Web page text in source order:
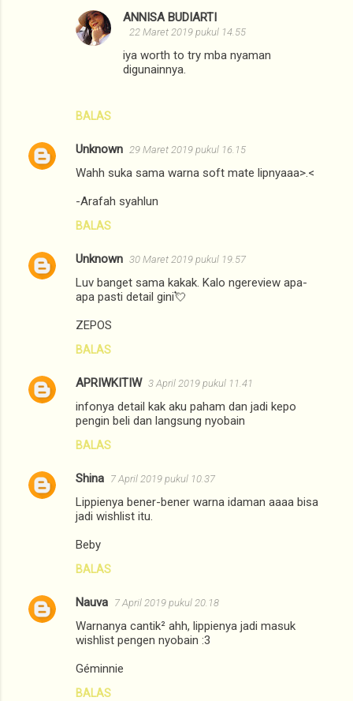
BALAS
ANNISA BUDIARTI
22 Maret 2019 pukul 14.55
iya worth to try mba nyaman
digunainnya.
Unknown 29 Maret 2019 pukul 16.15
Wahh suka sama warna soft mate lipnyaaa>.<
-Arafah syahlun
BALAS
Unknown 30 Maret 2019 pukul 19.57
Luv banget sama kakak. Kalo ngereview apa-
apa pasti detail gini💘
ZEPOS
BALAS
APRIWKITIW 3 April 2019 pukul 11.41
infonya detail kak aku paham dan jadi kepo
pengin beli dan langsung nyobain
BALAS
Shina 7 April 2019 pukul 10.37
Lippienya bener-bener warna idaman aaaa bisa
jadi wishlist itu.
Beby
BALAS
Nauva 7 April 2019 pukul 20.18
Warnanya cantik² ahh, lippienya jadi masuk
wishlist pengen nyobain :3
Géminnie
BALAS